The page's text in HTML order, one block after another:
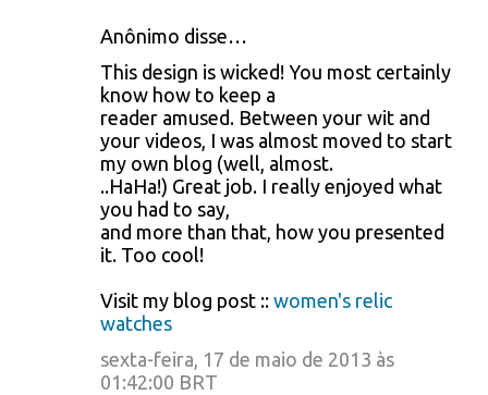
Anônimo disse…
This design is wicked! You most certainly
know how to keep a
reader amused. Between your wit and
your videos, I was almost moved to start
my own blog (well, almost.
..HaHa!) Great job. I really enjoyed what
you had to say,
and more than that, how you presented
it. Too cool!
Visit my blog post :: women's relic
watches
sexta-feira, 17 de maio de 2013 às
01:42:00 BRT